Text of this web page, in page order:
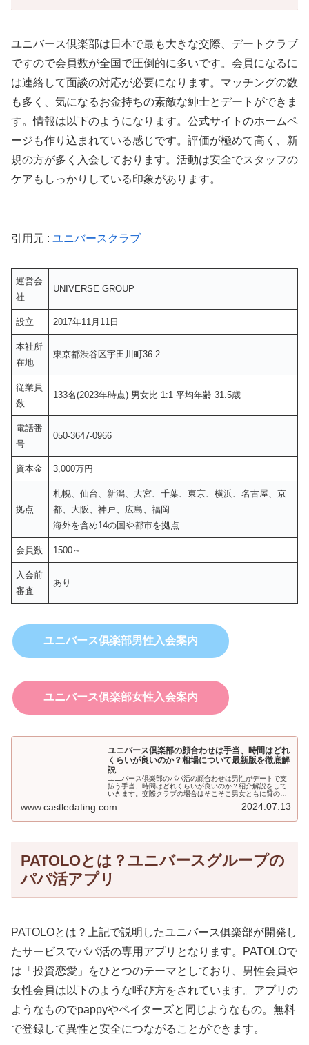
ユニバース倶楽部は日本で最も大きな交際、デートクラブ
ですので会員数が全国で圧倒的に多いです。会員になるに
は連絡して面談の対応が必要になります。マッチングの数
も多く、気になるお金持ちの素敵な紳士とデートができま
す。情報は以下のようになります。公式サイトのホームペ
ージも作り込まれている感じです。評価が極めて高く、新
規の方が多く入会しております。活動は安全でスタッフの
ケアもしっかりしている印象があります。
引用元 : ユニバースクラブ
運営会
社
UNIVERSE GROUP
設立 2017年11月11日
本社所
在地
東京都渋谷区宇田川町36-2
従業員
数
133名(2023年時点) 男女比 1:1 平均年齢 31.5歳
電話番
号
050-3647-0966
資本金 3,000万円
拠点
札幌、仙台、新潟、大宮、千葉、東京、横浜、名古屋、京
都、大阪、神戸、広島、福岡
海外を含め14の国や都市を拠点
会員数 1500～
入会前
審査
あり
ユニバース俱楽部男性入会案内
ユニバース俱楽部女性入会案内
ユニバース倶楽部の顔合わせは手当、時間はどれ
くらいが良いのか？相場について最新版を徹底解
説
ユニバース倶楽部のパパ活の顔合わせは男性がデートで支
払う手当、時間はどれくらいが良いのか？紹介解説をして
いきます。交際クラブの場合はそこそこ男女ともに質の高
す。そこでどれくらいの価格、時間でやり取りしたほうが
www.castledating.com 2024.07.13
PATOLOとは？ユニバースグループの
パパ活アプリ
PATOLOとは？上記で説明したユニバース俱楽部が開発し
たサービスでパパ活の専用アプリとなります。PATOLOで
は「投資恋愛」をひとつのテーマとしており、男性会員や
女性会員は以下のような呼び方をされています。アプリの
ようなものでpappyやペイターズと同じようなもの。無料
で登録して異性と安全につながることができます。